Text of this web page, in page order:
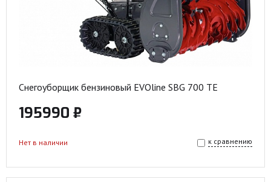
Снегоуборщик бензиновый EVOline SBG 700 TE
195990 ₽
к сравнению
Нет в наличии